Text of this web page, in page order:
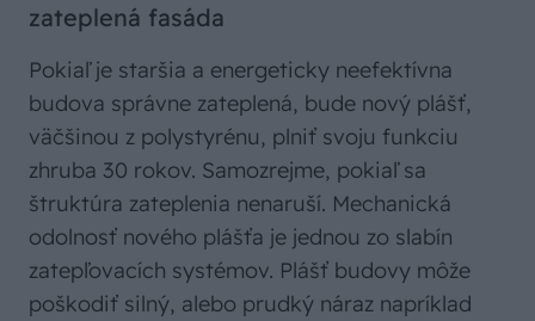
zateplená fasáda
Pokiaľ je staršia a energeticky neefektívna
budova správne zateplená, bude nový plášť,
väčšinou z polystyrénu, plniť svoju funkciu
zhruba 30 rokov. Samozrejme, pokiaľ sa
štruktúra zateplenia nenaruší. Mechanická
odolnosť nového plášťa je jednou zo slabín
zatepľovacích systémov. Plášť budovy môže
poškodiť silný, alebo prudký náraz napríklad